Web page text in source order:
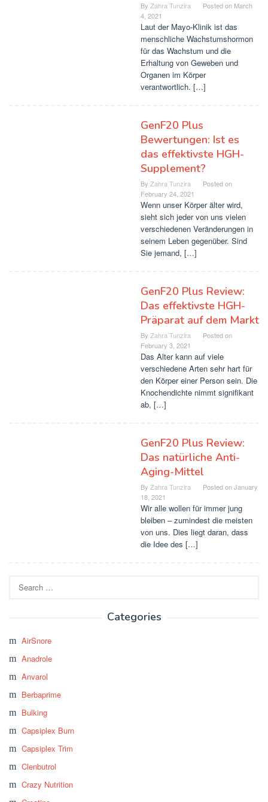
By Zahra Tunzira Posted on March
4, 2021
Laut der Mayo-Klinik ist das
menschliche Wachstumshormon
für das Wachstum und die
Erhaltung von Geweben und
Organen im Körper
verantwortlich. […]
GenF20 Plus
Bewertungen: Ist es
das effektivste HGH-
Supplement?
By Zahra Tunzira
Posted on
February 24, 2021
Wenn unser Körper älter wird,
sieht sich jeder von uns vielen
verschiedenen Veränderungen in
seinem Leben gegenüber. Sind
Sie jemand, […]
GenF20 Plus Review:
Das effektivste HGH-
Präparat auf dem Markt
By Zahra Tunzira
Posted on
February 3, 2021
Das Alter kann auf viele
verschiedene Arten sehr hart für
den Körper einer Person sein. Die
Knochendichte nimmt signifikant
ab, […]
GenF20 Plus Review:
Das natürliche Anti-
Aging-Mittel
By Zahra Tunzira Posted onJanuary
18, 2021
Wir alle wollen für immer jung
bleiben – zumindest die meisten
von uns. Dies liegt daran, dass
die Idee des […]
for:
Categories
AirSnore
Anadrole
Anvarol
Berbaprime
Bulking
Capsiplex Burn
Capsiplex Trim
Clenbutrol
Crazy Nutrition